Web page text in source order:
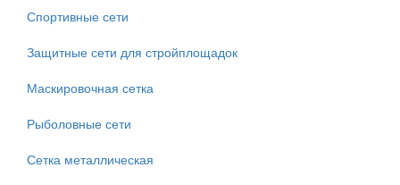
Спортивные сети
Защитные сети для стройплощадок
Маскировочная сетка
Рыболовные сети
Сетка металлическая